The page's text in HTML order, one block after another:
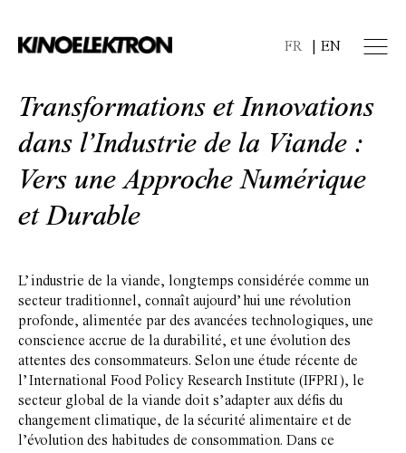
FR EN
Transformations et Innovations
dans l’Industrie de la Viande :
Vers une Approche Numérique
et Durable
L’industrie de la viande, longtemps considérée comme un
secteur traditionnel, connaît aujourd’hui une révolution
profonde, alimentée par des avancées technologiques, une
conscience accrue de la durabilité, et une évolution des
attentes des consommateurs. Selon une étude récente de
l’International Food Policy Research Institute (IFPRI), le
secteur global de la viande doit s’adapter aux défis du
changement climatique, de la sécurité alimentaire et de
l’évolution des habitudes de consommation. Dans ce